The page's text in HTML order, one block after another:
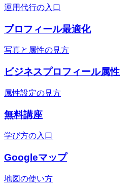
運用代行の入口
プロフィール最適化
写真と属性の見方
ビジネスプロフィール属性
属性設定の見方
無料講座
学び方の入口
Googleマップ
地図の使い方